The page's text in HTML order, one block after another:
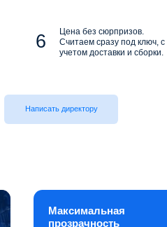
Цена без сюрпризов.
Считаем сразу под ключ, с
учетом доставки и сборки.
Написать директору
Максимальная
прозрачность